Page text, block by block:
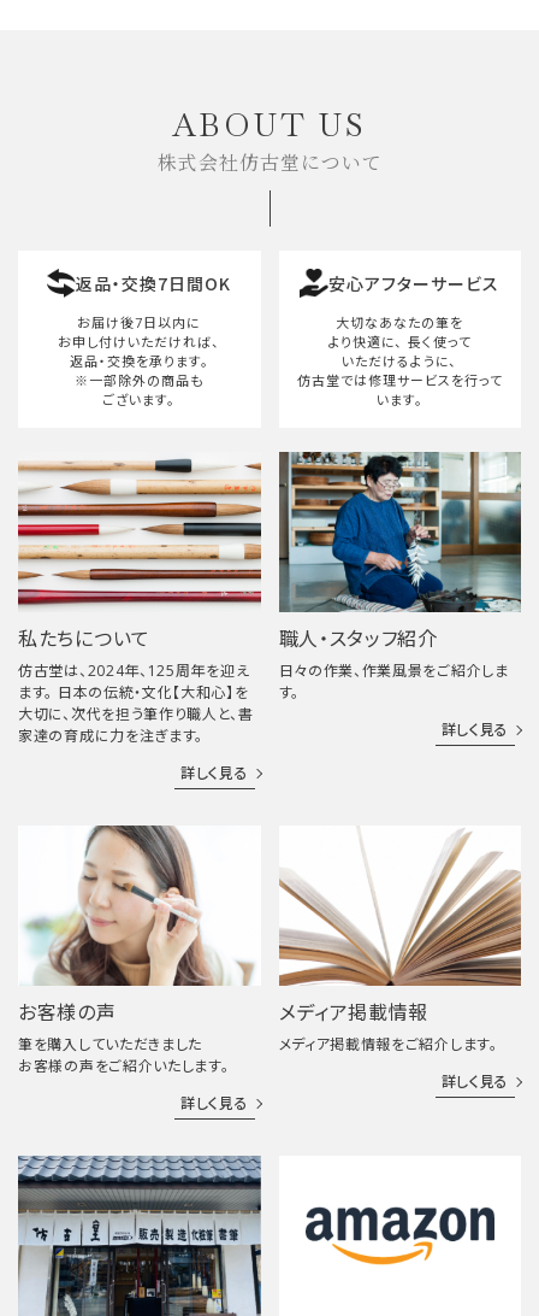
検索する
ABOUT US
株式会社仿古堂について
返品・交換7日間OK
お届け後7日以内に
お申し付けいただければ、
返品・交換を承ります。
※一部除外の商品も
ございます。
安心アフターサービス
大切なあなたの筆を
より快適に、 長く使って
いただけるように、
仿古堂では修理サービスを行って
います。
私たちについて
仿古堂は、2024年、125周年を迎え
ます。 日本の伝統・文化【大和心】を
大切に、次代を担う筆作り職人と、書
家達の育成に力を注ぎます。
詳しく見る
職人・スタッフ紹介
日々の作業、作業風景をご紹介しま
す。
詳しく見る
お客様の声
筆を購入していただきました
お客様の声をご紹介いたします。
詳しく見る
メディア掲載情報
メディア掲載情報をご紹介します。
詳しく見る